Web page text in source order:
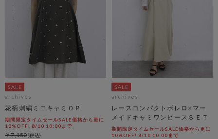
archives
花柄刺繍ミニキャミＯＰ
期間限定タイムセールSALE価格から更に
10%OFF! 8/10 10:00まで
￥7,150
archives
レースコンパクトボレロ×マー
メイドキャミワンピースＳＥＴ
期間限定タイムセールSALE価格から更に
10%OFF! 8/10 10:00まで